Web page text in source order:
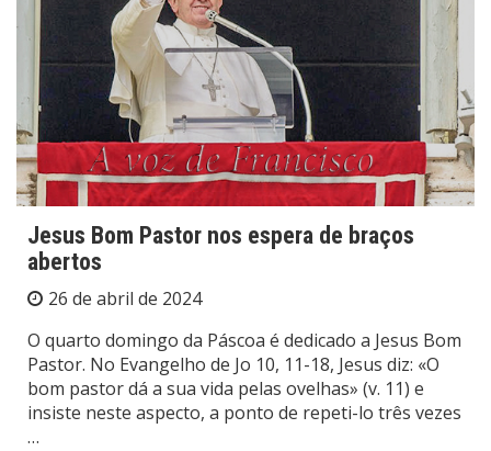
Jesus Bom Pastor nos espera de braços
abertos
26 de abril de 2024
O quarto domingo da Páscoa é dedicado a Jesus Bom
Pastor. No Evangelho de Jo 10, 11-18, Jesus diz: «O
bom pastor dá a sua vida pelas ovelhas» (v. 11) e
insiste neste aspecto, a ponto de repeti-lo três vezes
…